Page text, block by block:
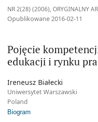
NR 2(28) (2006),ORYGINALNY
Pojęcie
edukacji i rynku
Opublikowane 2016-02-11
Ireneusz Białecki
Uniwersytet Warszawski
Poland
Biogram